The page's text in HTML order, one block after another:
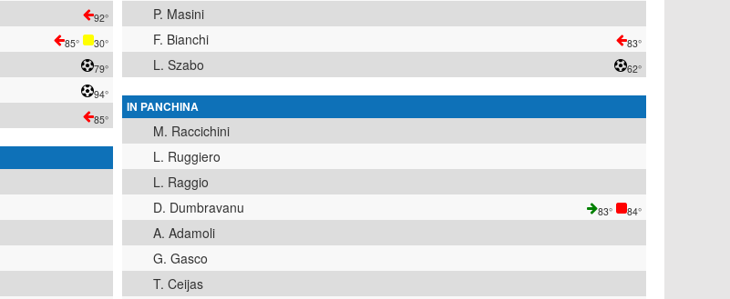
92°
85° 30°
79°
94°
85°
P. Masini
F. Bianchi
83°
L. Szabo 62°
IN PANCHINA
M. Raccichini
L. Ruggiero
L. Raggio
D. Dumbravanu
83° 84°
A. Adamoli
G. Gasco
T. Ceijas